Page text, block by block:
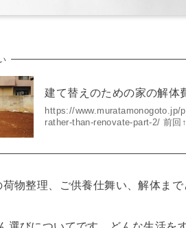
建て替えのための家の解体
https://www.muratamonogoto.jp/
rather-than-renovate-part-2/ 前回
物整理、ご供養仕舞い、解体ま